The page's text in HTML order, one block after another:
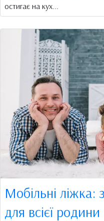
остигає на кух...
Мобільні ліжка:
для всієї родини